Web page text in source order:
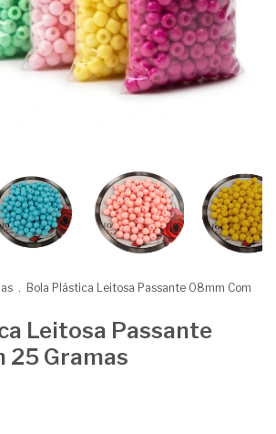
. Bola Plástica Leitosa Passante 08mm Com
Leitosa Passante
25 Gramas